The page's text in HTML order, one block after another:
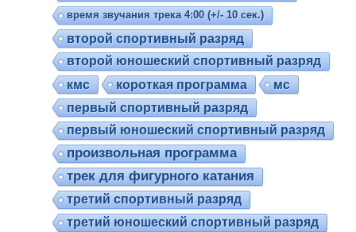
время звучания трека 4:00 (+/- 10 сек.)
второй спортивный разряд
второй юношеский спортивный разряд
кмс короткая программа
мс
первый спортивный разряд
первый юношеский спортивный разряд
произвольная программа
трек для фигурного катания
третий спортивный разряд
третий юношеский спортивный разряд